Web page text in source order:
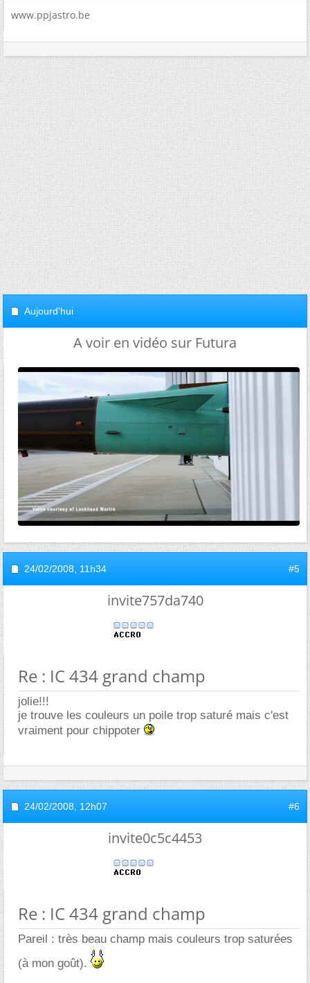
www.ppjastro.be
Aujourd'hui
A voir en vidéo sur Futura
24/02/2008, 11h34 #5
invite757da740
Re : IC 434 grand champ
jolie!!!
je trouve les couleurs un poile trop saturé mais c'est
vraiment pour chippoter
24/02/2008, 12h07 #6
invite0c5c4453
Re : IC 434 grand champ
Pareil : très beau champ mais couleurs trop saturées
(à mon goût).